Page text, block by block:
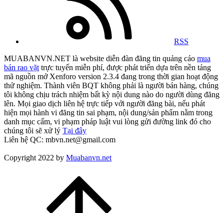
RSS
MUABANVN.NET là website diễn đàn đăng tin quảng cáo mua
bán rao vặt trực tuyến miễn phí, được phát triển dựa trên nền tảng
mã nguồn mở Xenforo version 2.3.4 đang trong thời gian hoạt động
thử nghiệm. Thành viên BQT không phải là người bán hàng, chúng
tôi không chịu trách nhiệm bất kỳ nội dung nào do người dùng đăng
lên. Mọi giao dịch liên hệ trực tiếp với người đăng bài, nếu phát
hiện mọi hành vi đăng tin sai phạm, nội dung/sản phẩm nằm trong
danh mục cấm, vi phạm pháp luật vui lòng gửi đường link đó cho
chúng tôi sẽ xử lý Tại đây
Liên hệ QC: mbvn.net@gmail.com
Copyright 2022 by Muabanvn.net